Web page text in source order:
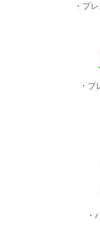
プ
プ